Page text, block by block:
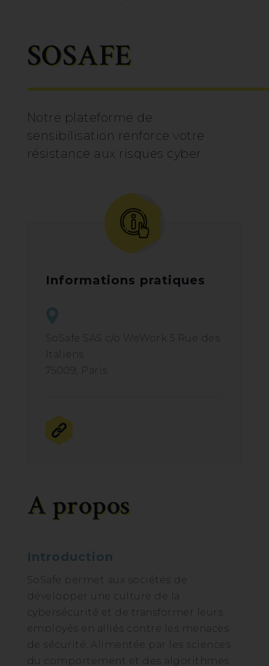
SOSAFE
Notre plateforme de
sensibilisation renforce votre
résistance aux risques cyber
Informations pratiques
SoSafe SAS c/o WeWork 5 Rue des
Italiens
75009, Paris
A propos
Introduction
SoSafe permet aux sociétés de
développer une culture de la
cybersécurité et de transformer leurs
employés en alliés contre les menaces
de sécurité. Alimentée par les sciences
du comportement et des algorithmes